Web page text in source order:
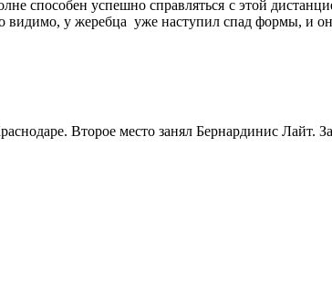
способен успешно справляться с этой
у жеребца уже наступил спад формы, и он
Второе место занял Бернардинис Лайт.